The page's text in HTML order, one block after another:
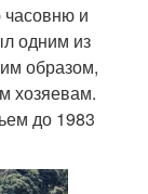
часовню и
одним из
образом,
хозяевам.
до 1983